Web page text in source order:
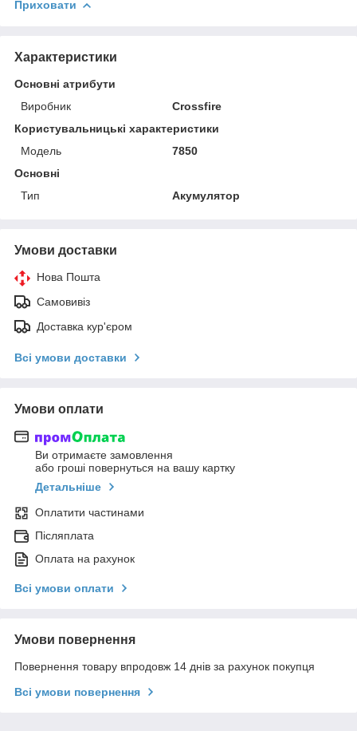
Приховати
Характеристики
Основні атрибути
Виробник
Crossfire
Користувальницькі характеристики
Мoдель
7850
Основні
Тип
Акумулятор
Умови доставки
Нова Пошта
Самовивіз
Доставка кур'єром
Всі умови доставки
Умови оплати
Ви отримаєте замовлення
або гроші повернуться на вашу картку
Детальніше
Оплатити частинами
Післяплата
Оплата на рахунок
Всі умови оплати
Умови повернення
Повернення товару впродовж 14 днів за рахунок покупця
Всі умови повернення